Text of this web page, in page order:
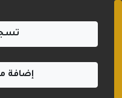
إضافة